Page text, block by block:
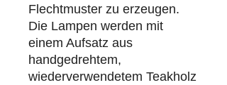
Flechtmuster zu erzeugen.
Die Lampen werden mit
einem Aufsatz aus
handgedrehtem,
wiederverwendetem Teakholz